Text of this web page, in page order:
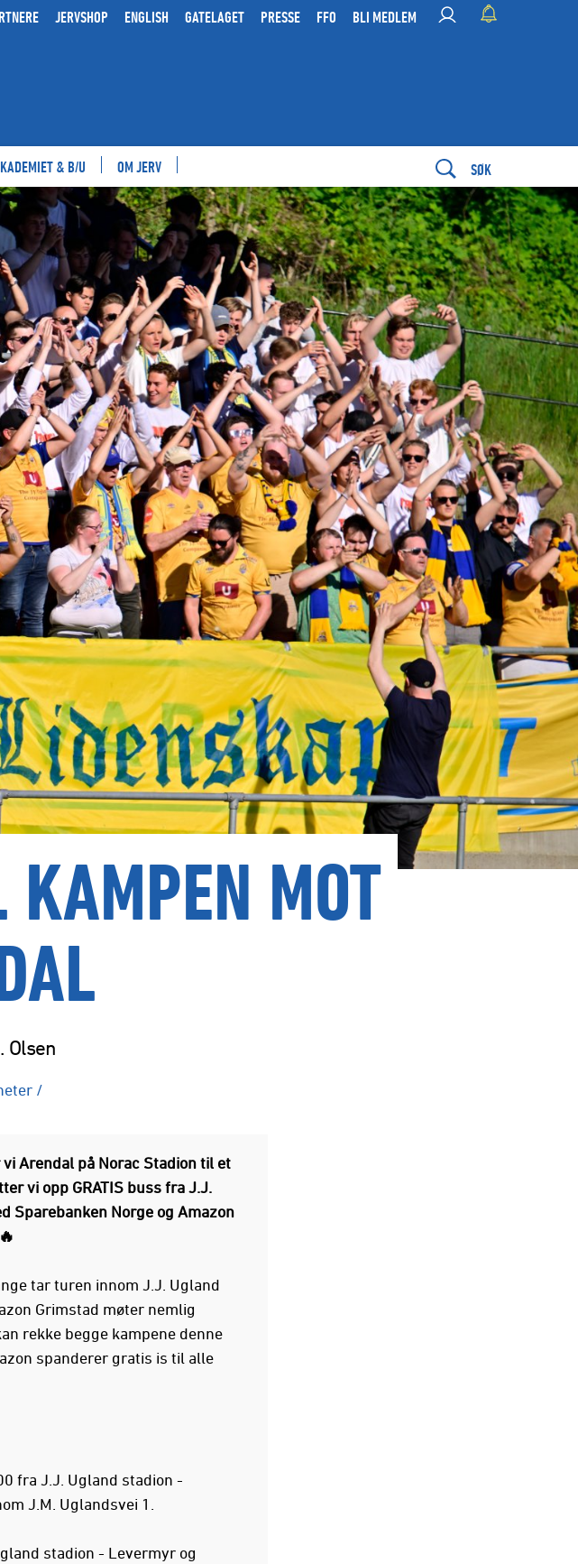
JERVSHOP ENGLISH GATELAGET PRESSE FFO BLI MEDLEM
& B/U OM JERV SØK
MOT
Olsen
/
Arendal på Norac Stadion til et
vi opp GRATIS buss fra J.J.
Sparebanken Norge og Amazon
tar turen innom J.J. Ugland
Grimstad møter nemlig
rekke begge kampene denne
spanderer gratis is til alle
fra J.J. Ugland stadion -
J.M. Uglandsvei 1.
stadion - Levermyr og